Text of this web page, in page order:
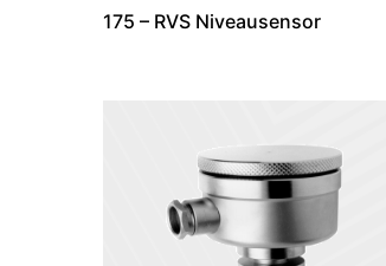
175 – RVS Niveausensor